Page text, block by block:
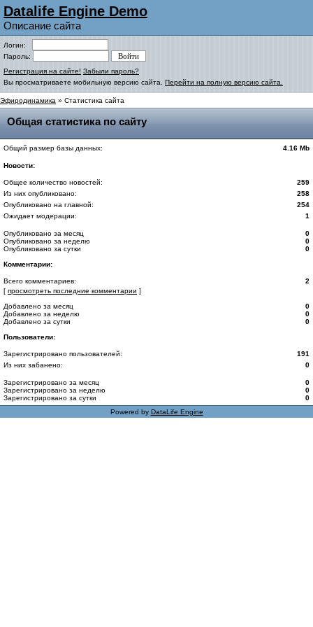
Datalife Engine Demo
Описание сайта
Логин:
Пароль:
Регистрация на сайте! Забыли пароль?
Вы просматриваете мобильную версию сайта. Перейти на полную версию сайта.
Эфиродинамика » Статистика сайта
Общая статистика по сайту
Общий размер базы данных: 4.16 Mb
Новости:
Общее количество новостей:
259
Из них опубликовано:
258
Опубликовано на главной:
254
Ожидает модерации:
1
Опубликовано за месяц
0
Опубликовано за неделю
0
Опубликовано за сутки
0
Комментарии:
Всего комментариев:
2
[ просмотреть последние комментарии ]
Добавлено за месяц
0
Добавлено за неделю
0
Добавлено за сутки
0
Пользователи:
Зарегистрировано пользователей:
191
Из них забанено:
0
Зарегистрировано за месяц
0
Зарегистрировано за неделю
0
Зарегистрировано за сутки
0
Powered by DataLife Engine